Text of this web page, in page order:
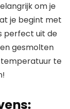
om je
je begint met
perfect uit de
gesmolten
temperatuur te